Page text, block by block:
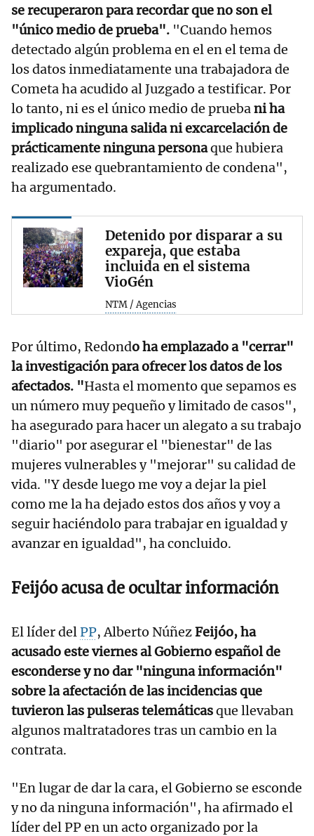
se recuperaron para recordar que no son el
"único medio de prueba". "Cuando hemos
detectado algún problema en el en el tema de
los datos inmediatamente una trabajadora de
Cometa ha acudido al Juzgado a testificar. Por
lo tanto, ni es el único medio de pruebani ha
implicado ninguna salida ni excarcelación de
prácticamente ninguna personaque hubiera
realizado ese quebrantamiento de condena",
ha argumentado.
Detenido por disparar a su
expareja, que estaba
incluida en el sistema
VioGén
NTM / Agencias
Por último, Redondo ha emplazado a "cerrar"
la investigación para ofrecer los datos de los
afectados. "Hasta el momento que sepamos es
un número muy pequeño y limitado de casos",
ha asegurado para hacer un alegato a su trabajo
"diario" por asegurar el "bienestar" de las
mujeres vulnerables y "mejorar" su calidad de
vida. "Y desde luego me voy a dejar la piel
como me la ha dejado estos dos años y voy a
seguir haciéndolo para trabajar en igualdad y
avanzar en igualdad", ha concluido.
Feijóo acusa de ocultar información
El líder delPP, Alberto NúñezFeijóo, ha
acusado este viernes al Gobierno español de
esconderse y no dar "ninguna información"
sobre la afectación de las incidencias que
tuvieron las pulseras telemáticasque llevaban
algunos maltratadores tras un cambio en la
contrata.
"En lugar de dar la cara, el Gobierno se esconde
y no da ninguna información", ha afirmado el
líder del PP en un acto organizado por la